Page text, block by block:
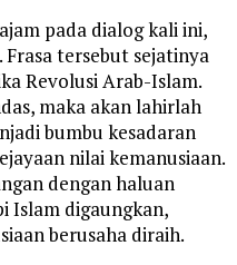
pada dialog kali ini,
tersebut sejatinya
Revolusi Arab-Islam.
maka akan lahirlah
bumbu kesadaran
nilai kemanusiaan.
dengan haluan
Islam digaungkan,
berusaha diraih.